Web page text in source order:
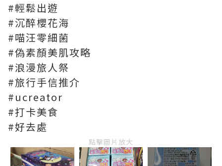
#輕鬆出遊
#沉醉櫻花海
#喵汪零細菌
#偽素顏美肌攻略
#浪漫旅人祭
#旅行手信推介
#ucreator
#打卡美食
#好去處
點擊圖片放大